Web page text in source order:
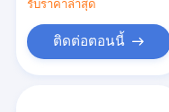
รับราคาล่าสุด
ติดต่อตอนนี้